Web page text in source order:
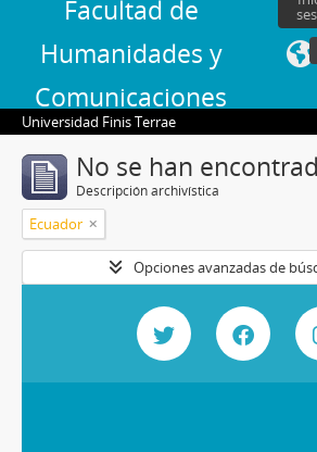
Facultad de
Humanidades y
Comunicaciones
Universidad Finis Terrae
No se han
Descripción archivística
Ecuador
Opciones avanzadas de